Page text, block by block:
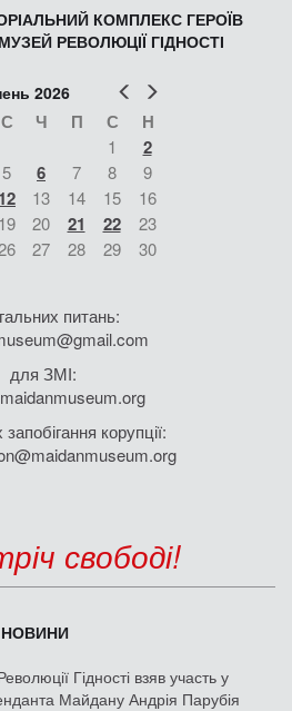
КОМПЛЕКС ГЕРОЇВ
РЕВОЛЮЦІЇ ГІДНОСТІ
Попер
2026
С Ч П С Н
1 2
5 6 7 8
9
12 13 14 15
16
19 20 21 22
23
27 28 29
30
питань:
для ЗМІ:
корупції:
свободі!
НОВИНИ
Гідності взяв участь у
Майдану Андрія Парубія